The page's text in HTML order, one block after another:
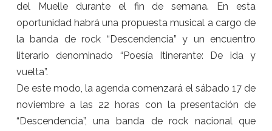
del Muelle durante el fin de semana. En esta
oportunidad habrá una propuesta musical a cargo de
la banda de rock “Descendencia” y un encuentro
literario denominado “Poesía Itinerante: De ida y
vuelta”.
De este modo, la agenda comenzará elsábado17 de
noviembrea las 22 horas con la presentación de
“Descendencia”, una banda de rock nacional que